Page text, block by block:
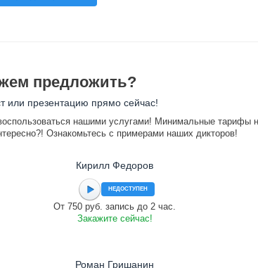
предложить?
или презентацию прямо сейчас!
нашими услугами! Минимальные тарифы
Ознакомьтесь с примерами наших дикторов!
Кирилл Федоров
НЕДОСТУПЕН
От 750 руб. запись до 2 час.
Закажите сейчас!
Роман Гришанин